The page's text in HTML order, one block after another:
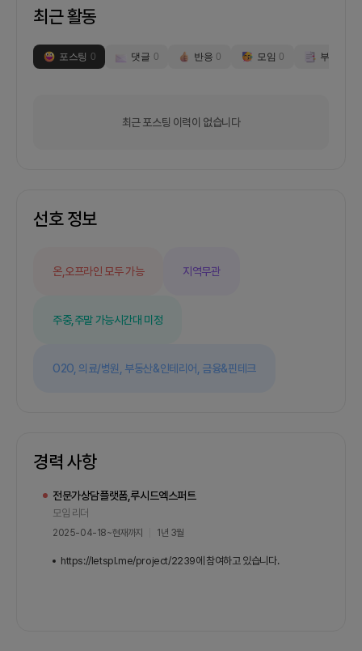
카페등을 대관할 예정입니다3. 리더 경험 및 경력-
저는 ,총 14명정도의 규모의 팀으로써,저는 팀 루시
는, 팀단위 협업 성장을 추구하며, 많은 훌륭하시고
https://stackshare.io/lucidexpert/lucidexpert
최근 활동
포스팅 0 댓글 0 반응 0 모임 0 부스
최근 포스팅 이력이 없습니다
선호 정보
온,오프라인 모두 가능 지역무관
주중,주말 가능시간대 미정
O2O, 의료/병원, 부동산&인테리어, 금융&핀테크
경력 사항
전문가상담플랫폼,루시드엑스퍼트
모임 리더
2025-04-18~현재까지 1년 3월
https://letspl.me/project/2239에 참여하고 있습니다.